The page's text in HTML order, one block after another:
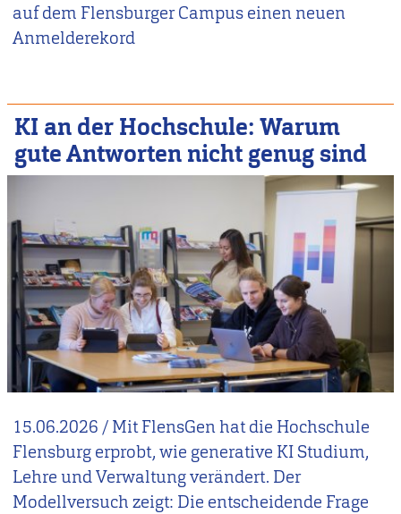
auf dem Flensburger Campus einen neuen
Anmelderekord
KI an der Hochschule: Warum
gute Antworten nicht genug sind
15.06.2026 /Mit FlensGen hat die Hochschule
Flensburg erprobt, wie generative KI Studium,
Lehre und Verwaltung verändert. Der
Modellversuch zeigt: Die entscheidende Frage